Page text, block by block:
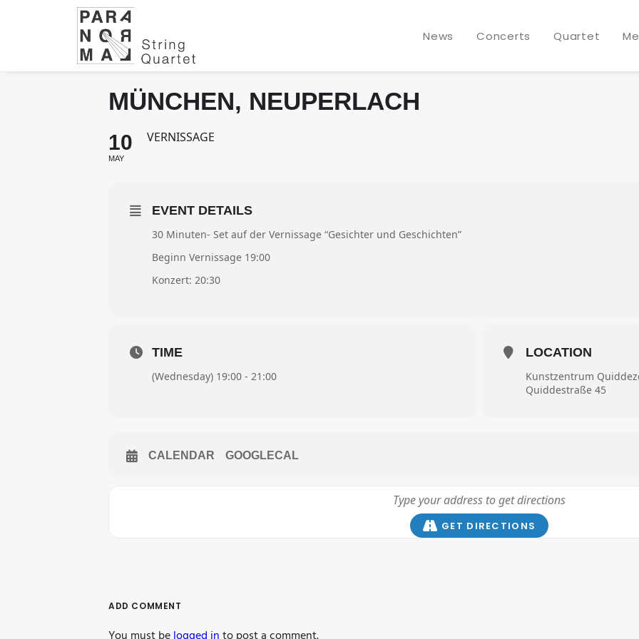
News Concerts Quartet
MÜNCHEN, NEUPERLACH
10
MAY
VERNISSAGE
EVENT DETAILS
30 Minuten- Set auf der Vernissage “Gesichter und Geschichten”
Beginn Vernissage 19:00
Konzert: 20:30
TIME
(Wednesday) 19:00 - 21:00
LOCATION
Kunstzentrum
Quiddestraße 45
CALENDAR GOOGLECAL
GET DIRECTIONS
ADD COMMENT